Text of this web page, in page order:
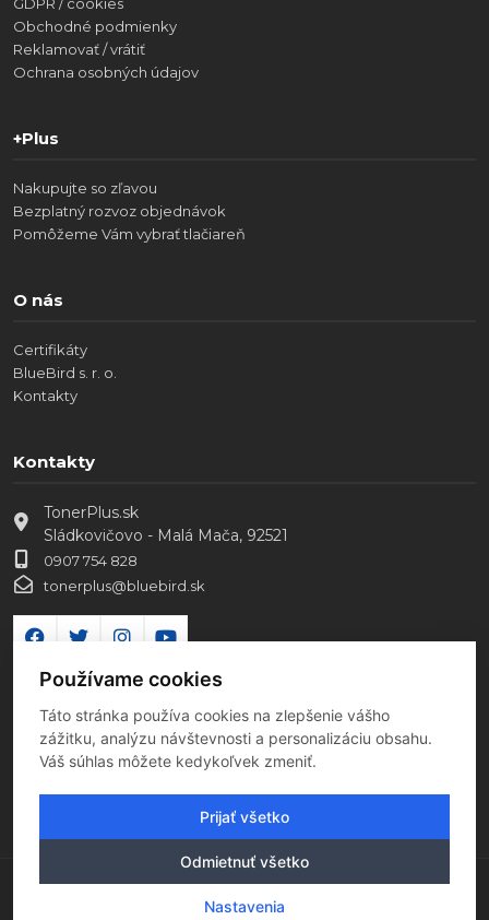
Obchodné podmienky
Reklamovať / vrátiť
Ochrana osobných údajov
+Plus
Nakupujte so zľavou
Bezplatný rozvoz objednávok
Pomôžeme Vám vybrať tlačiareň
O nás
Certifikáty
BlueBird s. r. o.
Kontakty
Kontakty
TonerPlus.sk
Sládkovičovo - Malá Mača, 92521
0907 754 828
tonerplus@bluebird.sk
Copyright 2026 Všetky práva vyhradené
Používame cookies
Táto stránka používa cookies na zlepšenie vášho
zážitku, analýzu návštevnosti a personalizáciu obsahu.
Váš súhlas môžete kedykoľvek zmeniť.
Prijať všetko
Odmietnuť všetko
Nastavenia